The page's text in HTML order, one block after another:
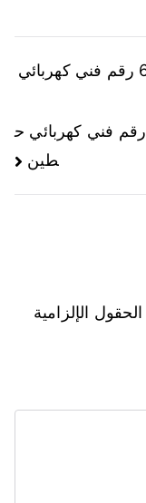
كهربائي منازل الشهداء 66409555 رقم فني كهربائي
كهربائي منازل حطين 66409555 رقم فني كهربائي ح
طين
الحقول الإلزامية